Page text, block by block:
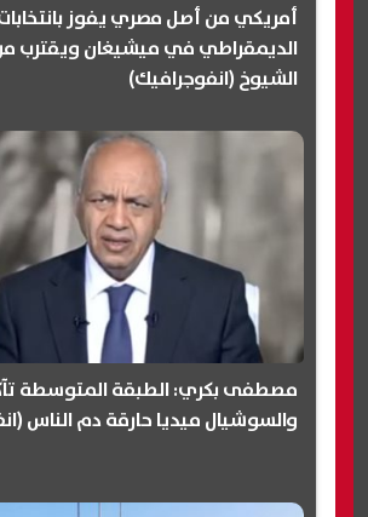
أمريكي من أصل مصري يفوز
الديمقراطي في ميشيغان ويقترب
الشيوخ (انفوجرافيك)
مصطفى بكري: الطبقة المتوسطة
والسوشيال ميديا حارقة دم الناس